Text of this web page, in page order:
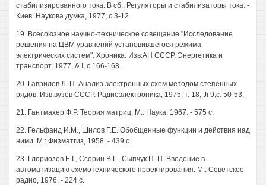
стабилизированного тока. В сб.: Регуляторы и стабилизаторы тока. -
Киев: Наукова думка, 1977, с.3-12.
19. Всесоюзное научно-техническое совещание "Исследование
решения на ЦВМ уравнений установившегося режима
электрических систем". Хроника. Изв.АН СССР. Энергетика и
транспорт, 1977, & I, с.166-168.
20. Гаврилов Л. П. Анализ электронных схем методом степенных
рядов. Изв.вузов СССР. Радиоэлектроника, 1975, т. 18, Ji 9,с. 50-53.
21. Гантмахер Ф.Р. Теория матриц. М.: Наука, 1967. - 575 с.
22. Гельфанд И.М., Шилов Г.Е. Обобщенные функции и действия над
ними. М.: Физматгиз, 1958. - 439 с.
23. Глориозов E.I., Ссорин В.Г., Сыпчук П. П. Введение в
автоматизацию схемотехнического проектирования. М.: Советское
радио, 1976. - 224 с.